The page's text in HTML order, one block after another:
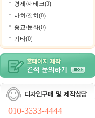
경제/재테크(0)
사회/정치(0)
종교/문화(0)
기타(0)
010-3333-4444